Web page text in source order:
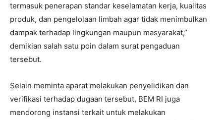
termasuk penerapan standar keselamatan kerja, kualitas
produk, dan pengelolaan limbah agar tidak menimbulkan
dampak terhadap lingkungan maupun masyarakat,”
demikian salah satu poin dalam surat pengaduan
tersebut.
Selain meminta aparat melakukan penyelidikan dan
verifikasi terhadap dugaan tersebut, BEM RI juga
mendorong instansi terkait untuk melakukan